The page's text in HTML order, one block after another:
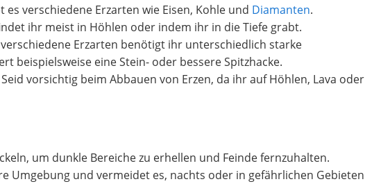
es verschiedene Erzarten wie Eisen, Kohle und Diamanten.
ihr meist in Höhlen oder indem ihr in die Tiefe grabt.
verschiedene Erzarten benötigt ihr unterschiedlich starke
beispielsweise eine Stein- oder bessere Spitzhacke.
Seid vorsichtig beim Abbauen von Erzen, da ihr auf Höhlen, Lava oder
um dunkle Bereiche zu erhellen und Feinde fernzuhalten.
Umgebung und vermeidet es, nachts oder in gefährlichen Gebieten